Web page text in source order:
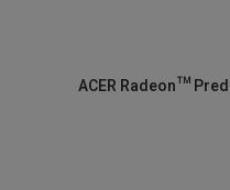
ACER Radeon™